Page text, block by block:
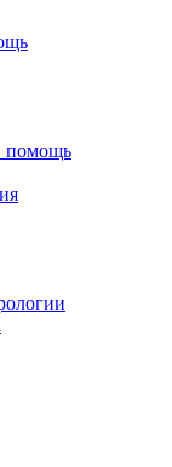
помощь